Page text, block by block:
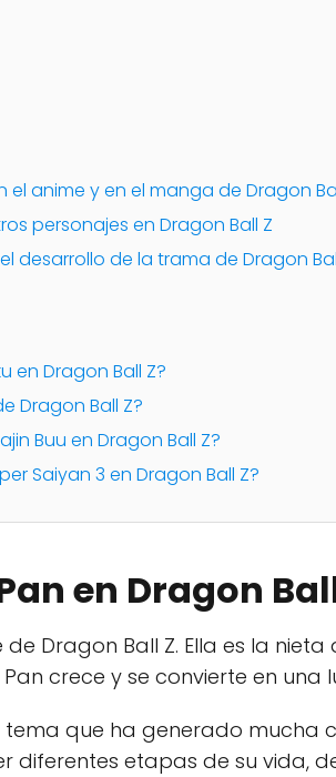
anime y en el manga de Dragon
personajes en Dragon Ball Z
desarrollo de la trama de Dragon
en Dragon Ball Z?
Dragon Ball Z?
Buu en Dragon Ball Z?
Saiyan 3 en Dragon Ball Z?
en Dragon
Dragon Ball Z. Ella es la
crece y se convierte en
tema que ha generado mucha
diferentes etapas de su vida,